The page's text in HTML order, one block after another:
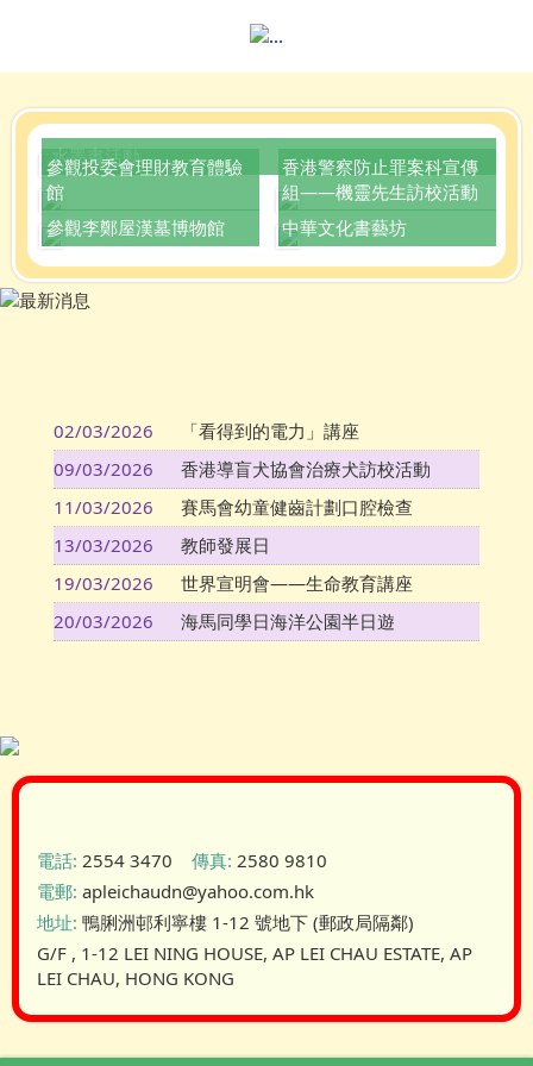
水墨畫活動
參觀投委會理財教育體驗
館
香港警察防止罪案科宣傳
組——機靈先生訪校活動
參觀李鄭屋漢墓博物館
中華文化書藝坊
02/03/2026
「看得到的電力」講座
09/03/2026
香港導盲犬協會治療犬訪校活動
11/03/2026
賽馬會幼童健齒計劃口腔檢查
13/03/2026
教師發展日
19/03/2026
世界宣明會——生命教育講座
20/03/2026
海馬同學日海洋公園半日遊
電話: 2554 3470 傳真: 2580 9810
電郵: apleichaudn@yahoo.com.hk
地址: 鴨脷洲邨利寧樓 1-12 號地下 (郵政局隔鄰)
G/F , 1-12 LEI NING HOUSE, AP LEI CHAU ESTATE, AP
LEI CHAU, HONG KONG